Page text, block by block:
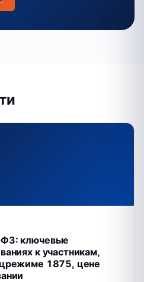
ключевые
к участникам,
1875, цене